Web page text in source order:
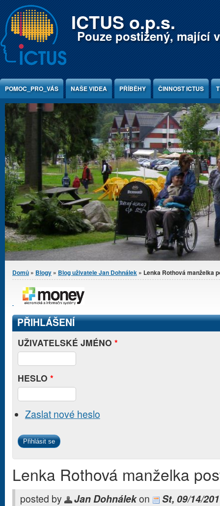
Jump to Content ICTUS o.p.s.
Pouze postižený, mající
POMOC_PRO_VÁS NAŠE VIDEA PŘÍBĚHY ČINNOST ICTUS
Jste zde
Domů » Blogy » Blog uživatele Jan Dohnálek » Lenka Rothová manželka
PŘIHLÁŠENÍ
UŽIVATELSKÉ JMÉNO *
HESLO *
Zaslat nové heslo
Lenka Rothová manželka
posted by Jan Dohnálekon
St, 09/14/